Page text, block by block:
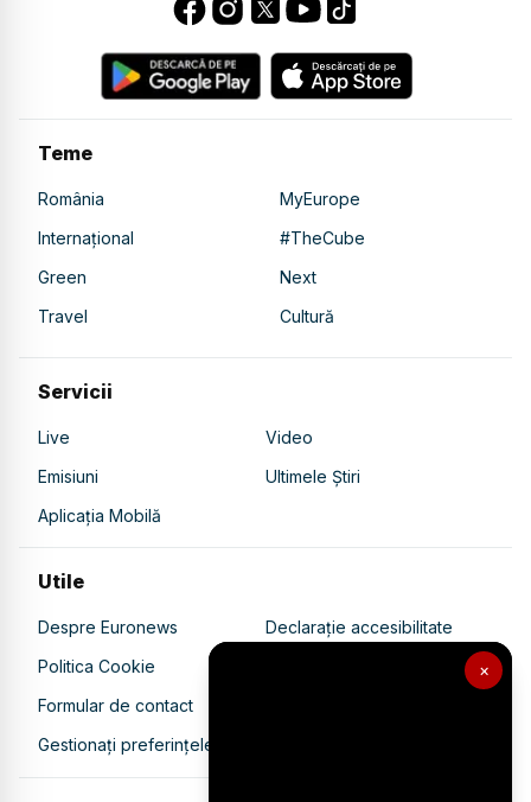
×
Teme
România
MyEurope
Internațional
#TheCube
Green
Next
Travel
Cultură
Servicii
Live
Video
Emisiuni
Ultimele Știri
Aplicația Mobilă
Utile
Despre Euronews
Declarație accesibilitate
Politica Cookie
Politica de confidențialitate
Formular de contact
Gestionați preferințele